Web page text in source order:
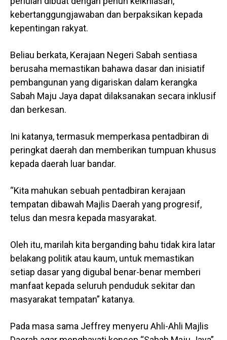
kebertanggungjawaban dan berpaksikan kepada
kepentingan rakyat.
Beliau berkata, Kerajaan Negeri Sabah sentiasa
berusaha memastikan bahawa dasar dan inisiatif
pembangunan yang digariskan dalam kerangka
Sabah Maju Jaya dapat dilaksanakan secara inklusif
dan berkesan.
Ini katanya, termasuk memperkasa pentadbiran di
peringkat daerah dan memberikan tumpuan khusus
kepada daerah luar bandar.
“Kita mahukan sebuah pentadbiran kerajaan
tempatan dibawah Majlis Daerah yang progresif,
telus dan mesra kepada masyarakat.
Oleh itu, marilah kita berganding bahu tidak kira latar
belakang politik atau kaum, untuk memastikan
setiap dasar yang digubal benar-benar memberi
manfaat kepada seluruh penduduk sekitar dan
masyarakat tempatan” katanya.
Pada masa sama Jeffrey menyeru Ahli-Ahli Majlis